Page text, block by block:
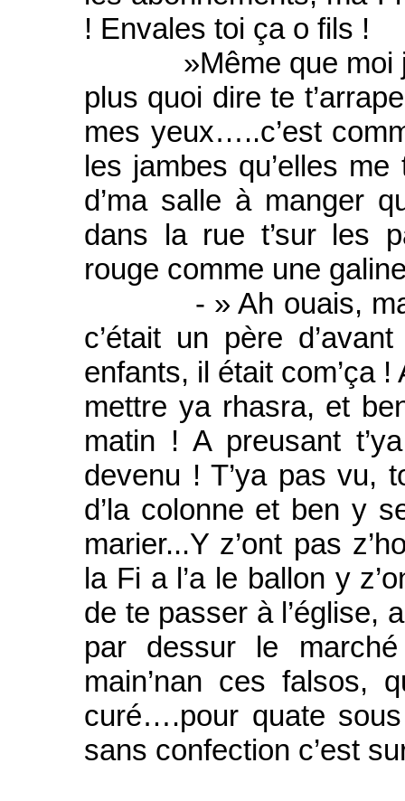
! Envales toi ça o fils !
»Même que moi
plus quoi dire te
mes yeux…..c’est
les jambes qu’elles
d’ma salle à manger
dans la rue t’sur les
rouge comme une
- » Ah ouais, mais
c’était un père
enfants, il était com’ça
mettre ya rhasra, et
matin ! A preusant
devenu ! T’ya pas vu,
d’la colonne et ben y
marier...Y z’ont pas
la Fi a l’a le ballon y
de te passer à l’église,
par dessur le
main’nan ces falsos,
curé….pour quate
sans confection c’est